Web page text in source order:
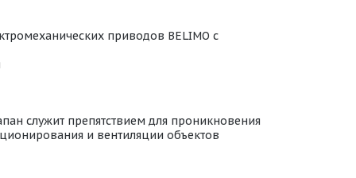
приводов BELIMO с
служит препятствием для проникновения
и вентиляции объектов